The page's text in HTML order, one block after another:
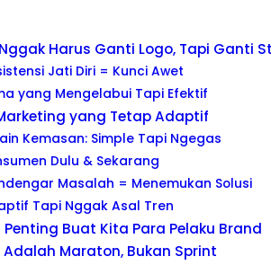
Harus Ganti Logo, Tapi Ganti
Jati Diri = Kunci Awet
yang Mengelabui Tapi Efektif
yang Tetap Adaptif
Kemasan: Simple Tapi Ngegas
Dulu & Sekarang
Masalah = Menemukan Solusi
Tapi Nggak Asal Tren
Penting Buat Kita Para Pelaku Brand
Maraton, Bukan Sprint